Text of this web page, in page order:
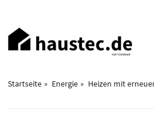
Haupt-
Navigation
Startseite Energie
Heizen mit